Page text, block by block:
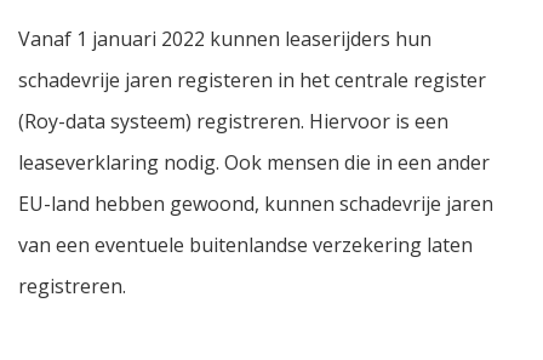
Vanaf 1 januari 2022 kunnen leaserijders hun
schadevrije jaren registeren in het centrale register
(Roy-data systeem) registreren. Hiervoor is een
leaseverklaring nodig. Ook mensen die in een ander
EU-land hebben gewoond, kunnen schadevrije jaren
van een eventuele buitenlandse verzekering laten
registreren.